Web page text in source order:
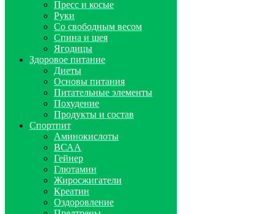
Пресс и косые
Руки
Со свободным весом
Спина и шея
Ягодицы
Здоровое питание
Диеты
Основы питания
Питательные элементы
Похудение
Продукты и состав
Спортпит
Аминокислоты
ВСАА
Гейнер
Глютамин
Жиросжигатели
Креатин
Оздоровление